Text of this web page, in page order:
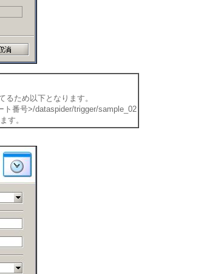
るため以下となります。
番号>/dataspider/trigger/sample_02
す。